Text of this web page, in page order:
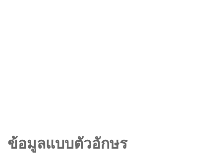
ข้อมูลแบบตัวอักษร